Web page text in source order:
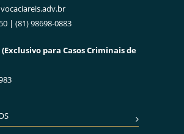
| (81) 98698-0883
(Exclusivo para Casos Criminais de